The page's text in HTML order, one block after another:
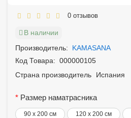
0 отзывов
В наличии
Производитель:
KAMASANA
Код Товара: 000000105
Страна производитель
Испания
Размер наматрасника
90 x 200 см 120 x 200 см